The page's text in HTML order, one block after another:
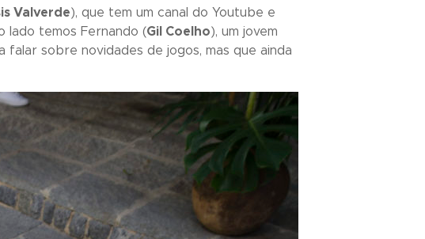
Valverde), que tem um canal do Youtube e
lado temos Fernando (Gil Coelho), um jovem
sobre novidades de jogos, mas que ainda